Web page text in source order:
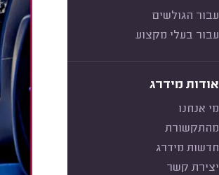
עבור הגולשים
עבור בעלי מקצוע
אודות מידרג
מי אנחנו
מהתקשורת
חדשות מידרג
יצירת קשר